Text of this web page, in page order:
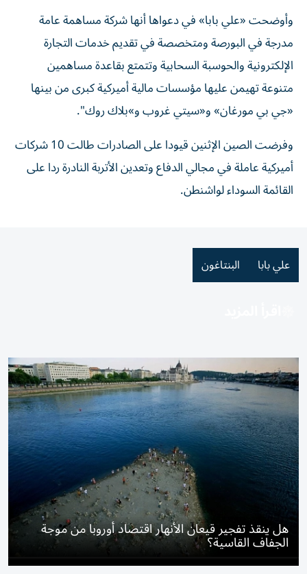
وأوضحت «علي بابا» في دعواها أنها شركة مساهمة عامة
مدرجة في البورصة ومتخصصة في تقديم خدمات التجارة
الإلكترونية والحوسبة السحابية وتتمتع بقاعدة مساهمين
متنوعة تهيمن عليها مؤسسات مالية أميركية كبرى من بينها
«جي بي مورغان» و«سيتي غروب و»بلاك روك".
وفرضت الصين الإثنين قيودا على الصادرات طالت 10 شركات
أميركية عاملة في مجالي الدفاع وتعدين الأتربة النادرة ردا على
القائمة السوداء لواشنطن.
علي بابا البنتاغون
هل ينقذ تفجير قيعان الأنهار اقتصاد أوروبا من موجة
الجفاف القاسية؟